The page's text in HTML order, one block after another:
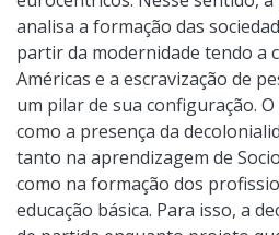
analisa a formação das
partir da modernidade tendo a
Américas e a escravização de
um pilar de sua configuração.
como a presença da
tanto na aprendizagem de
como na formação dos
educação básica. Para isso, a